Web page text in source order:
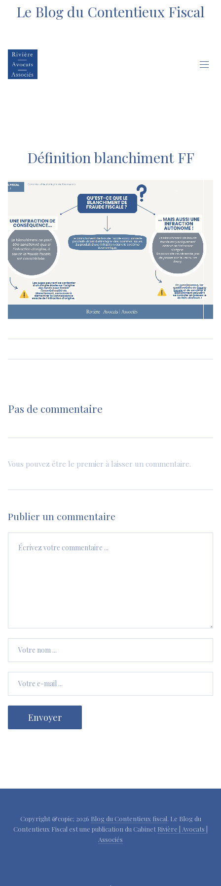
Le Blog du Contentieux Fiscal
Définition blanchiment FF
Pas de commentaire
Vous pouvez être le premier à laisser un commentaire.
Publier un commentaire
Copyright &copie; 2026 Blog du Contentieux fiscal. Le Blog du
Contentieux Fiscal est une publication du Cabinet Rivière | Avocats |
Associés